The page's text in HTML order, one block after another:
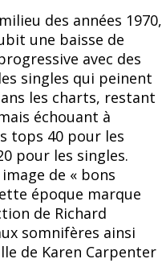
des années 1970,
une baisse de
avec des
singles qui peinent
les charts, restant
échouant à
tops 40 pour les
pour les singles.
de « bons
époque marque
de Richard
somnifères ainsi
de Karen Carpenter